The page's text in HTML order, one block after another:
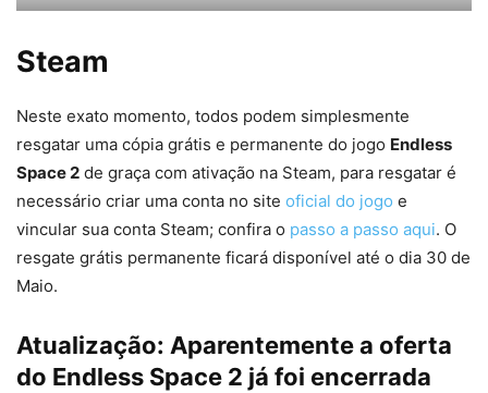
Steam
Neste exato momento, todos podem simplesmente
resgatar uma cópia grátis e permanente do jogo Endless
Space 2 de graça com ativação na Steam, para resgatar é
necessário criar uma conta no site oficial do jogo e
vincular sua conta Steam; confira o passo a passo aqui. O
resgate grátis permanente ficará disponível até o dia 30 de
Maio.
Atualização: Aparentemente a oferta
do Endless Space 2 já foi encerrada